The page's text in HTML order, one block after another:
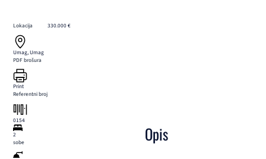
Lokacija
Umag, Umag
PDF brošura
Print
Referentni broj
0154
330.000 €
2
sobe
Opis